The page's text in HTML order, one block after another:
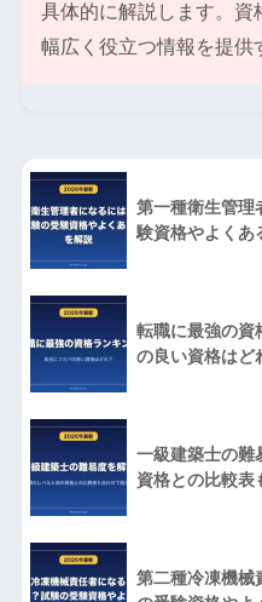
具体的に解説します。資
幅広く役立つ情報を提供
第一種衛生管理
験資格やよくあ
転職に最強の資
の良い資格はど
一級建築士の難
資格との比較表
第二種冷凍機械